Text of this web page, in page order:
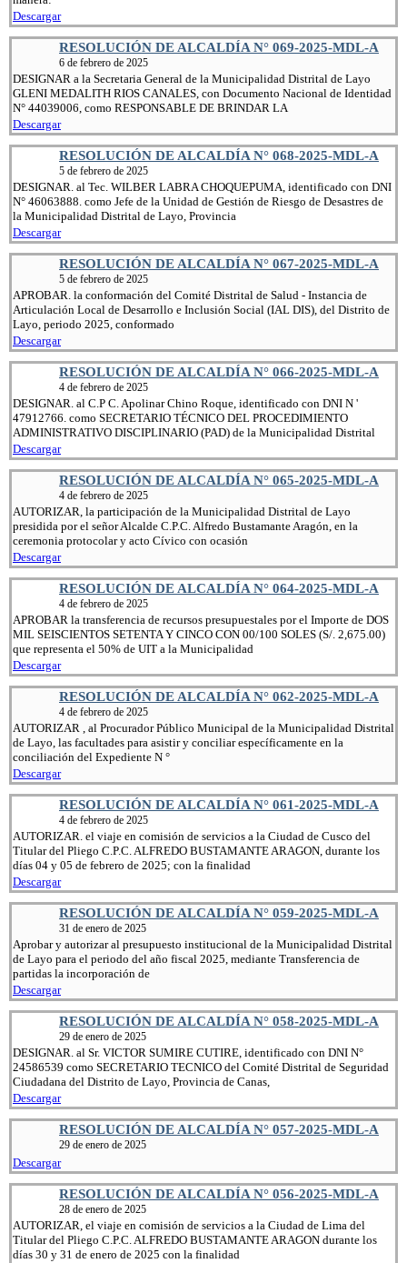
Descargar
RESOLUCIÓN DE ALCALDÍA N° 069-2025-MDL-A
6 de febrero de 2025
DESIGNAR a la Secretaria General de la Municipalidad Distrital de Layo
GLENI MEDALITH RIOS CANALES, con Documento Nacional de Identidad
N° 44039006, como RESPONSABLE DE BRINDAR LA
Descargar
RESOLUCIÓN DE ALCALDÍA N° 068-2025-MDL-A
5 de febrero de 2025
DESIGNAR. al Tec. WILBER LABRA CHOQUEPUMA, identificado con DNI
N° 46063888. como Jefe de la Unidad de Gestión de Riesgo de Desastres de
la Municipalidad Distrital de Layo, Provincia
Descargar
RESOLUCIÓN DE ALCALDÍA N° 067-2025-MDL-A
5 de febrero de 2025
APROBAR. la conformación del Comité Distrital de Salud - Instancia de
Articulación Local de Desarrollo e Inclusión Social (IAL DIS), del Distrito de
Layo, periodo 2025, conformado
Descargar
RESOLUCIÓN DE ALCALDÍA N° 066-2025-MDL-A
4 de febrero de 2025
DESIGNAR. al C.P C. Apolinar Chino Roque, identificado con DNI N '
47912766. como SECRETARIO TÉCNICO DEL PROCEDIMIENTO
ADMINISTRATIVO DISCIPLINARIO (PAD) de la Municipalidad Distrital
Descargar
RESOLUCIÓN DE ALCALDÍA N° 065-2025-MDL-A
4 de febrero de 2025
AUTORIZAR, la participación de la Municipalidad Distrital de Layo
presidida por el señor Alcalde C.P.C. Alfredo Bustamante Aragón, en la
ceremonia protocolar y acto Cívico con ocasión
Descargar
RESOLUCIÓN DE ALCALDÍA N° 064-2025-MDL-A
4 de febrero de 2025
APROBAR la transferencia de recursos presupuestales por el Importe de DOS
MIL SEISCIENTOS SETENTA Y CINCO CON 00/100 SOLES (S/. 2,675.00)
que representa el 50% de UIT a la Municipalidad
Descargar
RESOLUCIÓN DE ALCALDÍA N° 062-2025-MDL-A
4 de febrero de 2025
AUTORIZAR , al Procurador Público Municipal de la Municipalidad Distrital
de Layo, las facultades para asistir y conciliar específicamente en la
conciliación del Expediente N °
Descargar
RESOLUCIÓN DE ALCALDÍA N° 061-2025-MDL-A
4 de febrero de 2025
AUTORIZAR. el viaje en comisión de servicios a la Ciudad de Cusco del
Titular del Pliego C.P.C. ALFREDO BUSTAMANTE ARAGON, durante los
días 04 y 05 de febrero de 2025; con la finalidad
Descargar
RESOLUCIÓN DE ALCALDÍA N° 059-2025-MDL-A
31 de enero de 2025
Aprobar y autorizar al presupuesto institucional de la Municipalidad Distrital
de Layo para el periodo del año fiscal 2025, mediante Transferencia de
partidas la incorporación de
Descargar
RESOLUCIÓN DE ALCALDÍA N° 058-2025-MDL-A
29 de enero de 2025
DESIGNAR. al Sr. VICTOR SUMIRE CUTIRE, identificado con DNI N°
24586539 como SECRETARIO TECNICO del Comité Distrital de Seguridad
Ciudadana del Distrito de Layo, Provincia de Canas,
Descargar
RESOLUCIÓN DE ALCALDÍA N° 057-2025-MDL-A
29 de enero de 2025
Descargar
RESOLUCIÓN DE ALCALDÍA N° 056-2025-MDL-A
28 de enero de 2025
AUTORIZAR, el viaje en comisión de servicios a la Ciudad de Lima del
Titular del Pliego C.P.C. ALFREDO BUSTAMANTE ARAGON durante los
días 30 y 31 de enero de 2025 con la finalidad